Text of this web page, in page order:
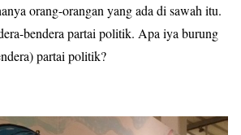
orang-orangan yang ada di sawah itu.
bendera partai politik. Apa iya burung
partai politik?